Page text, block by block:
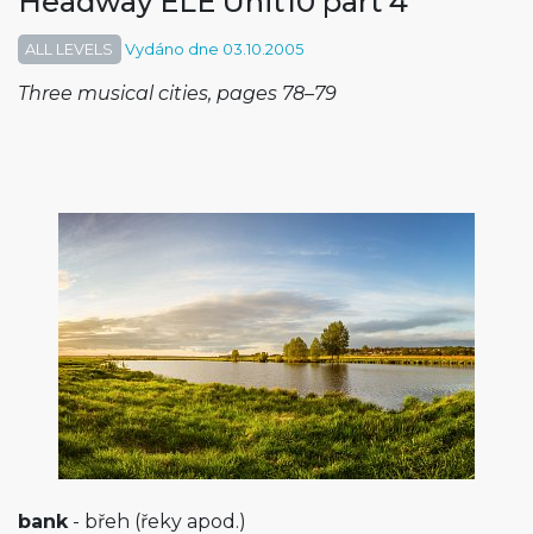
ALL LEVELS Vydáno dne 03.10.2005
Three musical cities, pages 78–79
bank- břeh (řeky apod.)